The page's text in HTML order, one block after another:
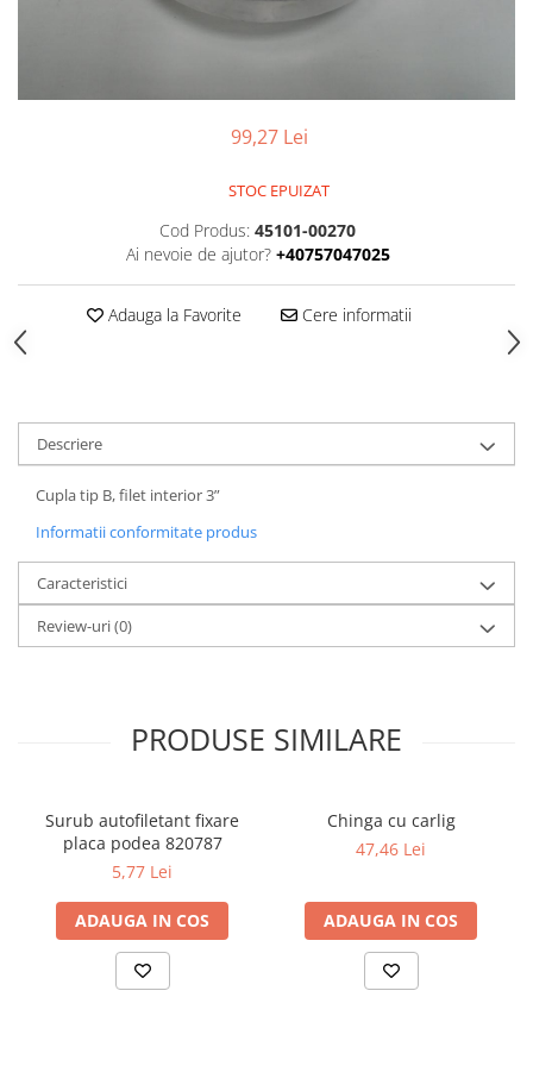
SUPAPE PNEUMATICE
99,27 Lei
STOC EPUIZAT
Cod Produs: 45101-00270
Ai nevoie de ajutor? +40757047025
Adauga la Favorite Cere informatii
Descriere
Cupla tip B, filet interior 3”
Informatii conformitate produs
Caracteristici
Review-uri(0)
PRODUSE SIMILARE
Surub autofiletant fixare
placa podea 820787
5,77 Lei
ADAUGA IN COS
Chinga cu carlig
47,46 Lei
ADAUGA IN COS